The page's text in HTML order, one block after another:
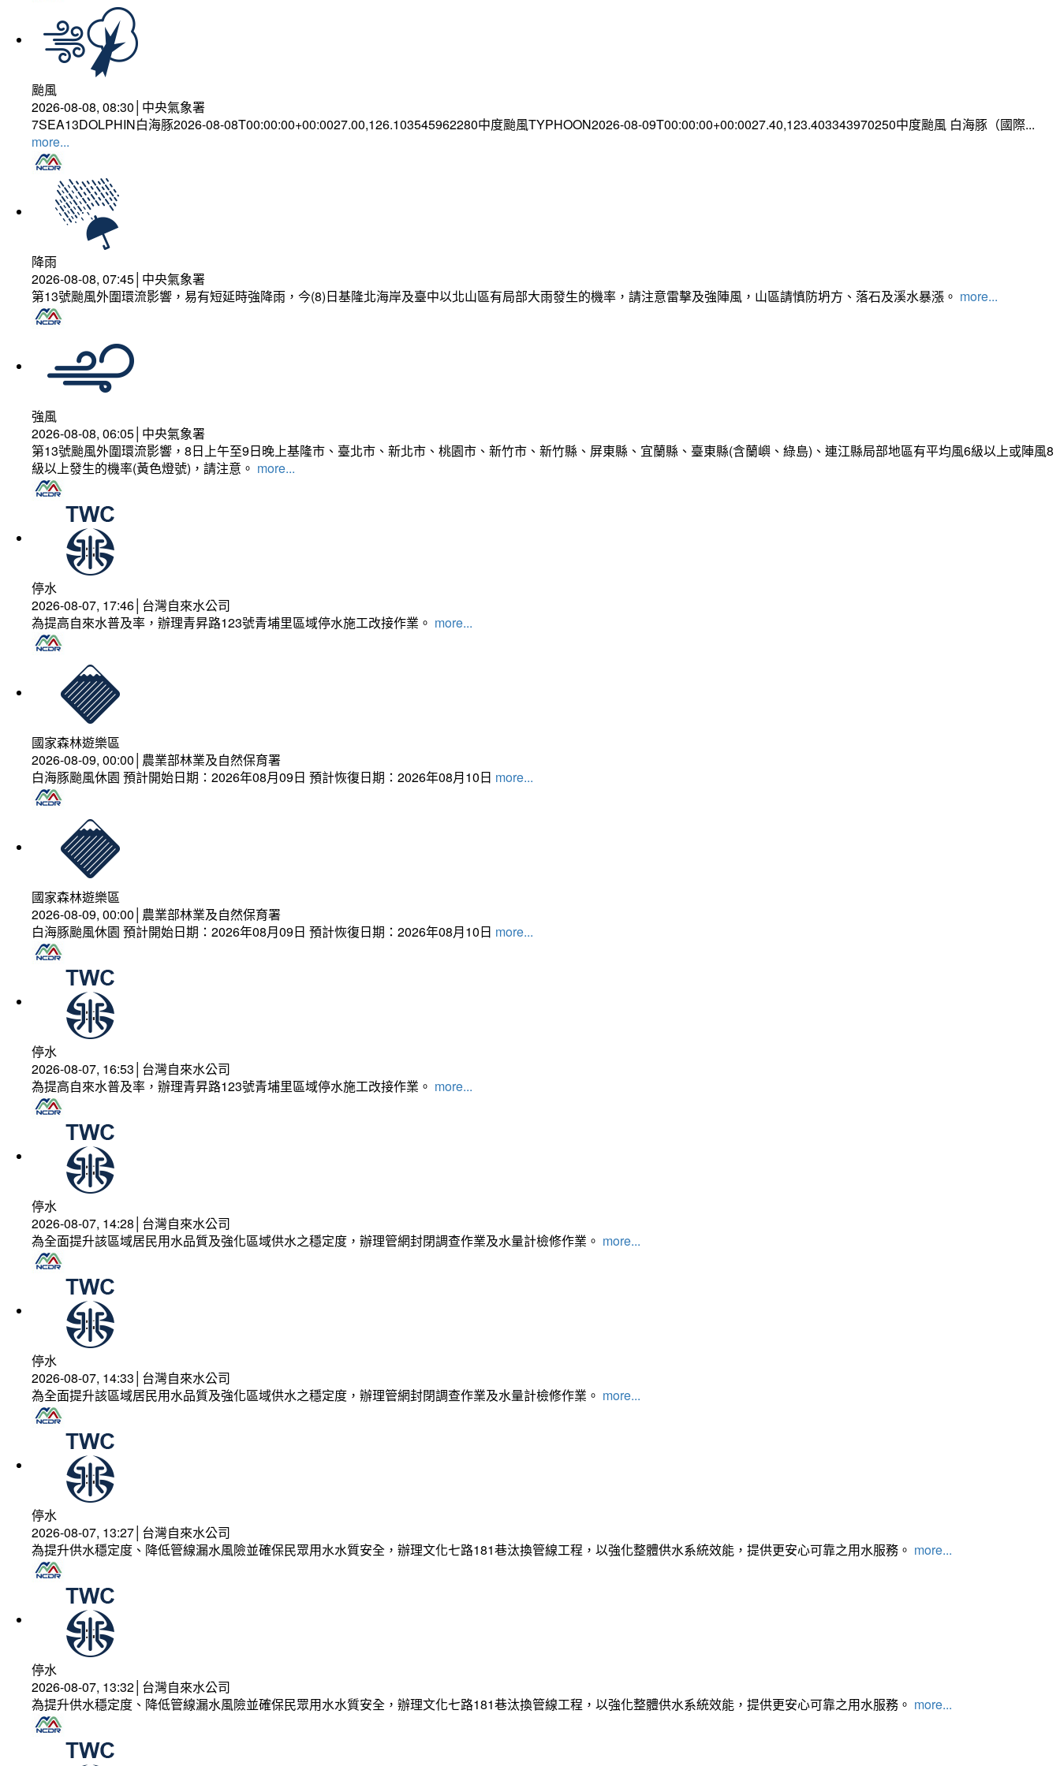
颱風
2026-08-08, 08:30│中央氣象署
7SEA13DOLPHIN白海豚2026-08-08T00:00:00+00:0027.00,126.103545962280中度颱風TYPHOON2026-08-09T00:00:00+00:0027.40,123.403343970250中度颱風 白海豚（國際...
more...
降雨
2026-08-08, 07:45│中央氣象署
第13號颱風外圍環流影響，易有短延時強降雨，今(8)日基隆北海岸及臺中以北山區有局部大雨發生的機率，請注意雷擊及強陣風，山區請慎防坍方、落石及溪水暴漲。 more...
強風
2026-08-08, 06:05│中央氣象署
第13號颱風外圍環流影響，8日上午至9日晚上基隆市、臺北市、新北市、桃園市、新竹市、新竹縣、屏東縣、宜蘭縣、臺東縣(含蘭嶼、綠島)、連江縣局部地區有平均風6級以上或陣風8
級以上發生的機率(黃色燈號)，請注意。 more...
停水
2026-08-07, 17:46│台灣自來水公司
為提高自來水普及率，辦理青昇路123號青埔里區域停水施工改接作業。 more...
國家森林遊樂區
2026-08-09, 00:00│農業部林業及自然保育署
白海豚颱風休園 預計開始日期：2026年08月09日 預計恢復日期：2026年08月10日 more...
國家森林遊樂區
2026-08-09, 00:00│農業部林業及自然保育署
白海豚颱風休園 預計開始日期：2026年08月09日 預計恢復日期：2026年08月10日 more...
停水
2026-08-07, 16:53│台灣自來水公司
為提高自來水普及率，辦理青昇路123號青埔里區域停水施工改接作業。 more...
停水
2026-08-07, 14:28│台灣自來水公司
為全面提升該區域居民用水品質及強化區域供水之穩定度，辦理管網封閉調查作業及水量計檢修作業。 more...
停水
2026-08-07, 14:33│台灣自來水公司
為全面提升該區域居民用水品質及強化區域供水之穩定度，辦理管網封閉調查作業及水量計檢修作業。 more...
停水
2026-08-07, 13:27│台灣自來水公司
為提升供水穩定度、降低管線漏水風險並確保民眾用水水質安全，辦理文化七路181巷汰換管線工程，以強化整體供水系統效能，提供更安心可靠之用水服務。 more...
停水
2026-08-07, 13:32│台灣自來水公司
為提升供水穩定度、降低管線漏水風險並確保民眾用水水質安全，辦理文化七路181巷汰換管線工程，以強化整體供水系統效能，提供更安心可靠之用水服務。 more...